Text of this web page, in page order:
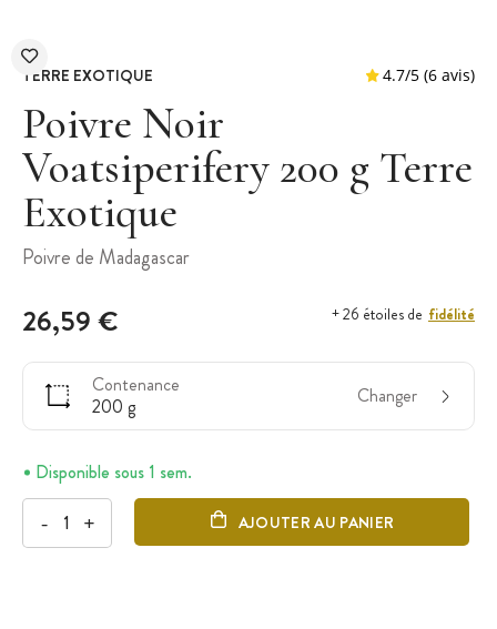
TERRE EXOTIQUE
Poivre Noir
Voatsiperifery 200 g Terre
Exotique
Poivre de Madagascar
26,59 € + 26 étoiles de fidélité
Contenance
200 g
Changer
Disponible sous 1 sem.
- + AJOUTER AU PANIER